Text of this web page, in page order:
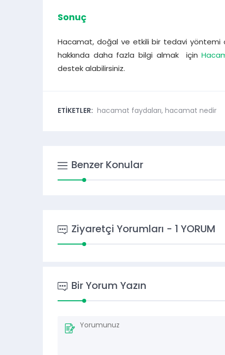
Sonuç
Hacamat, doğal ve etkili bir tedavi yöntemi
hakkında daha fazla bilgi almak için
destek alabilirsiniz.
ETİKETLER: hacamat faydaları, hacamat nedir
Benzer Konular
Ziyaretçi Yorumları - 1 YORUM
Bir Yorum Yazın